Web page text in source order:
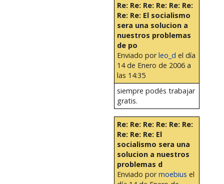
Re: Re: Re: Re: Re: Re:
Re: Re: El socialismo
sera una solucion a
nuestros problemas
de po
Enviado porleo_d el día
14 de Enero de 2006 a
las 14:35
siempre podés trabajar
gratis.
Re: Re: Re: Re: Re: Re:
Re: Re: Re: El
socialismo sera una
solucion a nuestros
problemas d
Enviado pormoebius el